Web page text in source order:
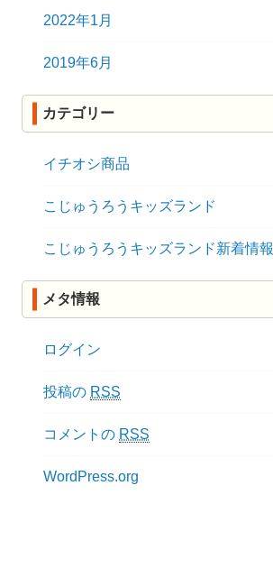
2022年1月
2019年6月
カテゴリー
イチオシ商品
こじゅうろうキッズランド
こじゅうろうキッズランド新着情報
メタ情報
ログイン
投稿の RSS
コメントの RSS
WordPress.org